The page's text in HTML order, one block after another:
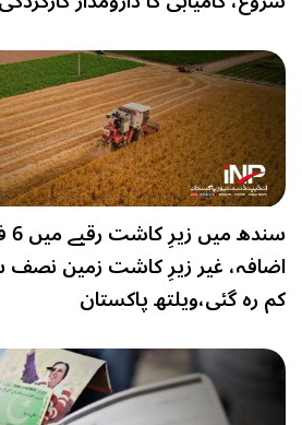
اضافہ، غیر زیرِ کاشت زمین
کم رہ گئی،ویلتھ پاکستان